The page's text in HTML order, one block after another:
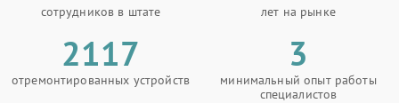
сотрудников в штате лет на рынке
2117
отремонтированных устройств
3
минимальный опыт работы
специалистов